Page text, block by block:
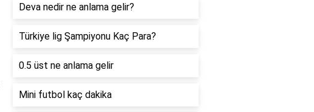
Deva nedir ne anlama gelir?
Türkiye lig Şampiyonu Kaç Para?
0.5 üst ne anlama gelir
Mini futbol kaç dakika